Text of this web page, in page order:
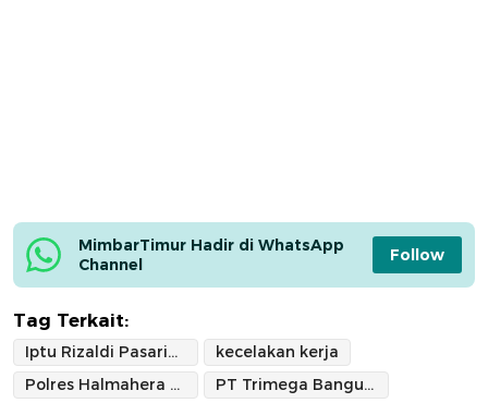
MimbarTimur Hadir di WhatsApp
Channel
Follow
Tag Terkait:
Iptu Rizaldi Pasaribu
kecelakan kerja
Polres Halmahera Selatan
PT Trimega Bangun Persada